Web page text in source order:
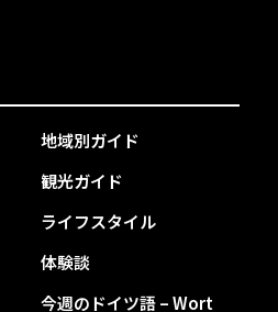
地域別ガイド
観光ガイド
ライフスタイル
体験談
今週のドイツ語 – Wort